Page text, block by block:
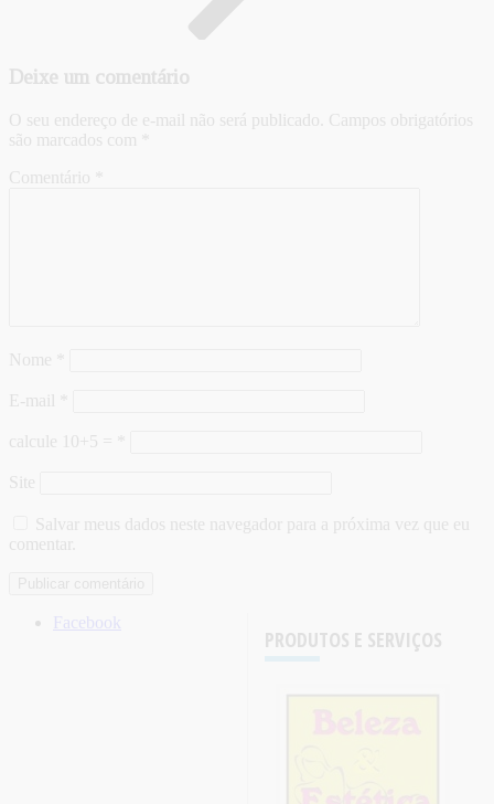
Deixe um comentário
O seu endereço de e-mail não será publicado. Campos obrigatórios
são marcados com
Comentário
Nome
E-mail
calcule 10+5 =
Site
Salvar meus dados neste navegador para a próxima vez que eu
comentar.
PRODUTOS E SERVIÇOS
Facebook